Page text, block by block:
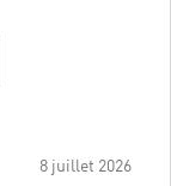
8 juillet 2026